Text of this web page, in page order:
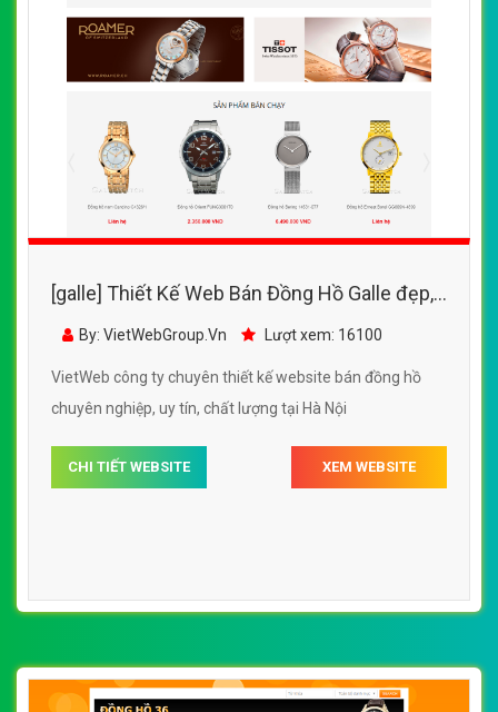
[galle] Thiết Kế Web Bán Đồng Hồ Galle đẹp,
chuyên nghiệp chuẩn SEO
By: VietWebGroup.Vn Lượt xem: 16100
VietWeb công ty chuyên thiết kế website bán đồng hồ
chuyên nghiệp, uy tín, chất lượng tại Hà Nội
CHI TIẾT WEBSITE XEM WEBSITE